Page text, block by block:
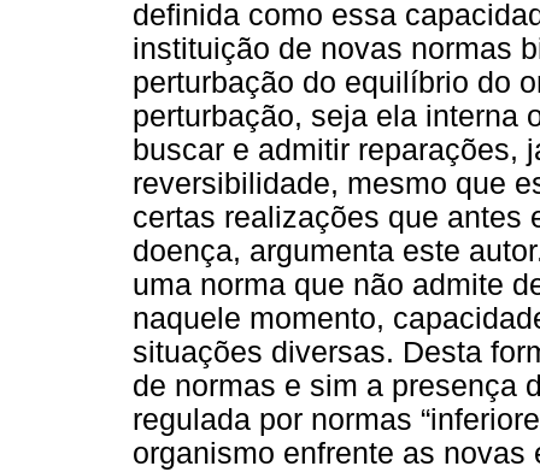
definida como essa
instituição de novas normas
perturbação do equilíbrio do
perturbação, seja ela interna
buscar e admitir reparações,
reversibilidade, mesmo que
certas realizações que antes
doença, argumenta este
uma norma que não admite
naquele momento,
situações diversas. Desta
de normas e sim a presença
regulada por normas
organismo enfrente as novas